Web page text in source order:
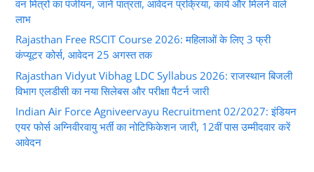
वन मित्रों का पंजीयन, जानें पात्रता, आवेदन प्रक्रिया, कार्य और मिलने वाले
लाभ
Rajasthan Free RSCIT Course 2026: महिलाओं के लिए 3 फ्री
कंप्यूटर कोर्स, आवेदन 25 अगस्त तक
Rajasthan Vidyut Vibhag LDC Syllabus 2026: राजस्थान बिजली
विभाग एलडीसी का नया सिलेबस और परीक्षा पैटर्न जारी
Indian Air Force Agniveervayu Recruitment 02/2027: इंडियन
एयर फोर्स अग्निवीरवायु भर्ती का नोटिफिकेशन जारी, 12वीं पास उम्मीदवार करें
आवेदन